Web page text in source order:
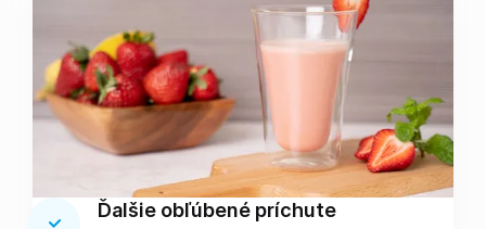
Ďalšie obľúbené príchute